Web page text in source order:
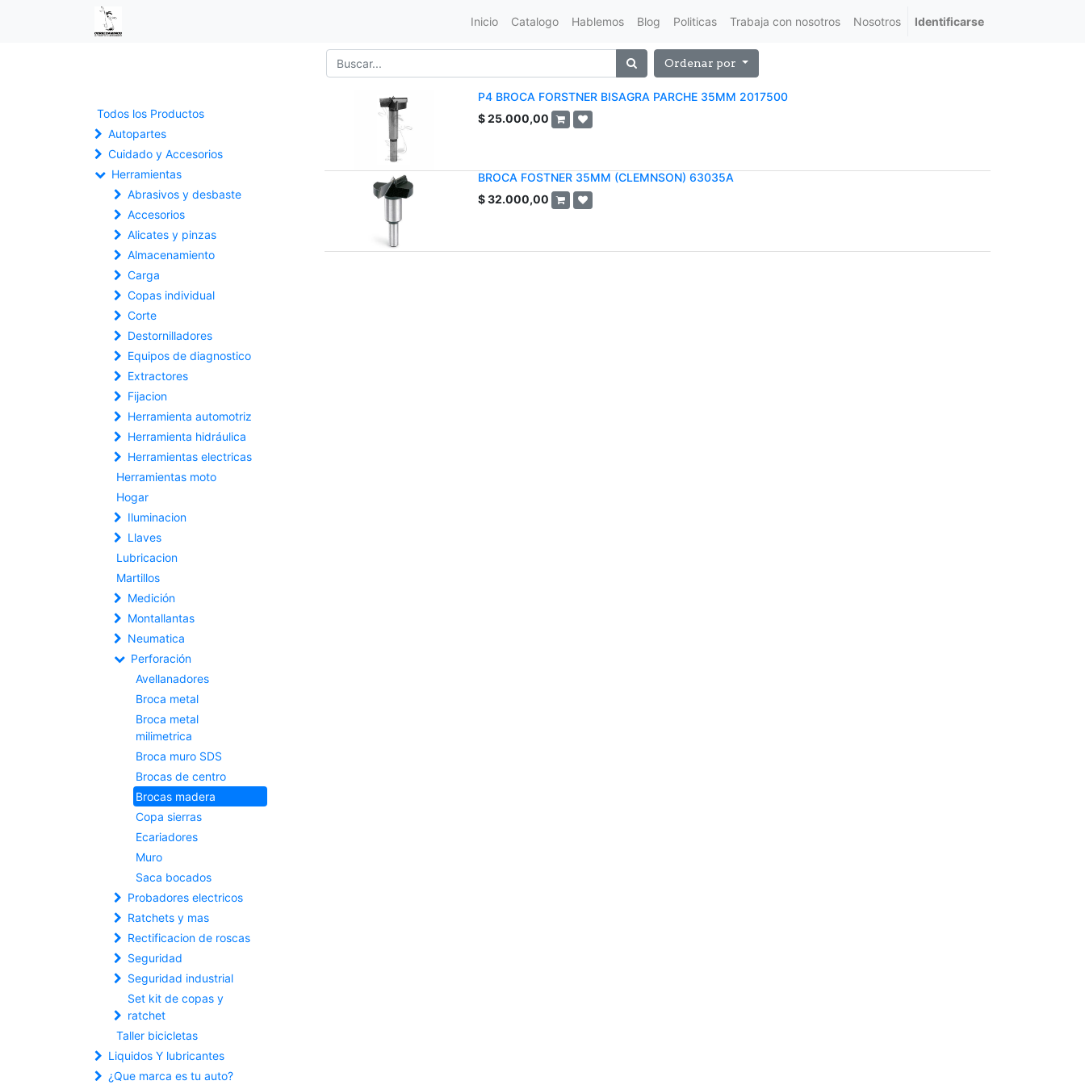
Inicio Catalogo Hablemos Blog Politicas Trabaja con nosotros Nosotros Identificarse
Ordenar por
Todos los Productos
Autopartes
Cuidado y Accesorios
Herramientas
Abrasivos y desbaste
Accesorios
Alicates y pinzas
Almacenamiento
Carga
Copas individual
Corte
Destornilladores
Equipos de diagnostico
Extractores
Fijacion
Herramienta automotriz
Herramienta hidráulica
Herramientas electricas
Herramientas moto
Hogar
Iluminacion
Llaves
Lubricacion
Martillos
Medición
Montallantas
Neumatica
Perforación
Avellanadores
Broca metal
Broca metal
milimetrica
Broca muro SDS
Brocas de centro
Brocas madera
Copa sierras
Ecariadores
Muro
Saca bocados
Probadores electricos
Ratchets y mas
Rectificacion de roscas
Seguridad
Seguridad industrial
Set kit de copas y
ratchet
Taller bicicletas
Liquidos Y lubricantes
¿Que marca es tu auto?
P4 BROCA FORSTNER BISAGRA PARCHE 35MM 2017500
$25.000,00
BROCA FOSTNER 35MM (CLEMNSON) 63035A
$32.000,00